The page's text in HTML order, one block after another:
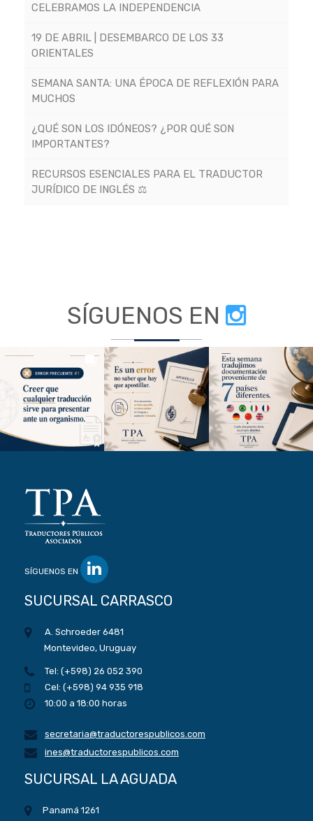
CELEBRAMOS LA INDEPENDENCIA
19 DE ABRIL | DESEMBARCO DE LOS 33
ORIENTALES
SEMANA SANTA: UNA ÉPOCA DE REFLEXIÓN PARA
MUCHOS
¿QUÉ SON LOS IDÓNEOS? ¿POR QUÉ SON
IMPORTANTES?
RECURSOS ESENCIALES PARA EL TRADUCTOR
JURÍDICO DE INGLÉS ⚖️
SÍGUENOS EN
SÍGUENOS EN
SUCURSAL CARRASCO
A. Schroeder 6481
Montevideo, Uruguay
Tel: (+598) 26 052 390
Cel: (+598) 94 935 918
10:00 a 18:00 horas
secretaria@traductorespublicos.com
ines@traductorespublicos.com
SUCURSAL LA AGUADA
Panamá 1261